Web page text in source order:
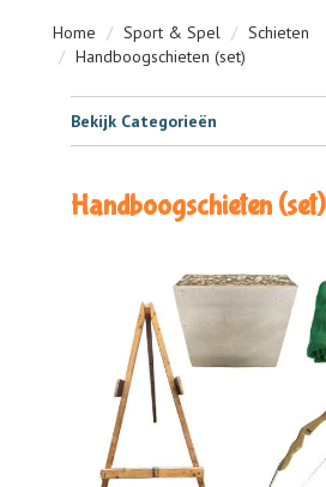
Home Sport & Spel
Schieten
Handboogschieten (set)
Bekijk Categorieën
Handboogschieten (set)